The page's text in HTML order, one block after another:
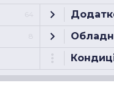
64
8